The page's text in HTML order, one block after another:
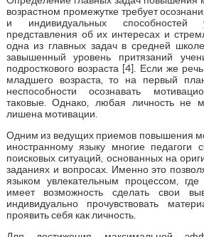
возрастном промежутке требует
и индивидуальных
представления об их интересах и
одна из главных задач в средней
завышенный уровень притязаний
подросткового возраста [4]. Если же
младшего возраста, то на первый
неспособности осознавать
таковые. Однако, любая личность не
лишена мотивации.
Одним из ведущих приемов повышения
иностранному языку многие педагоги
поисковых ситуаций, основанных на
заданиях и вопросах. Именно это
языком увлекательным процессом,
имеет возможность сделать свои
индивидуально прочувствовать
проявить себя как личность.